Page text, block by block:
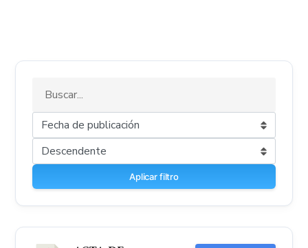
Aplicar filtro